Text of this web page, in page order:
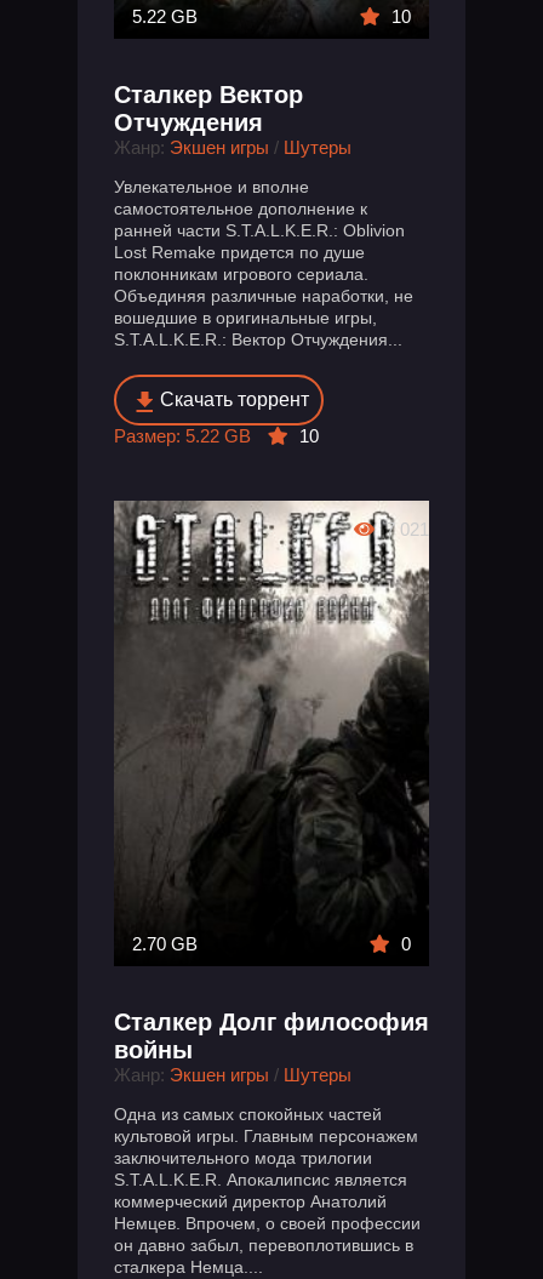
5.22 GB 10
Сталкер Вектор
Отчуждения
Жанр: Экшен игры / Шутеры
Увлекательное и вполне
самостоятельное дополнение к
ранней части S.T.A.L.K.E.R.: Oblivion
Lost Remake придется по душе
поклонникам игрового сериала.
Объединяя различные наработки, не
вошедшие в оригинальные игры,
S.T.A.L.K.E.R.: Вектор Отчуждения...
Скачать торрент
Размер: 5.22 GB
10
2.70 GB 0
Сталкер Долг философия
войны
Жанр: Экшен игры / Шутеры
Одна из самых спокойных частей
культовой игры. Главным персонажем
заключительного мода трилогии
S.T.A.L.K.E.R. Апокалипсис является
коммерческий директор Анатолий
Немцев. Впрочем, о своей профессии
он давно забыл, перевоплотившись в
сталкера Немца....
7 021